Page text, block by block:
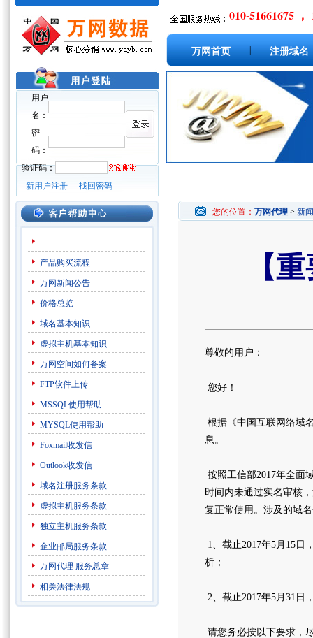
用户
名：
密
码：
验证码：
新用户注册
找回密码
010-51661675 ，
万网首页 注册域名
产品购买流程
万网新闻公告
价格总览
域名基本知识
虚拟主机基本知识
万网空间如何备案
FTP软件上传
MSSQL使用帮助
MYSQL使用帮助
Foxmail收发信
Outlook收发信
域名注册服务条款
虚拟主机服务条款
独立主机服务条款
企业邮局服务条款
万网代理 服务总章
相关法律法规
您的位置： 万网代理 > 新
【
尊敬的用户：
您好！
根据《中国互联网络域
息。
按照工信部2017年全面
时间内未通过实名审核
复正常使用。涉及的域
1、截止2017年5月15日
析；
2、截止2017年5月31日
请您务必按以下要求，